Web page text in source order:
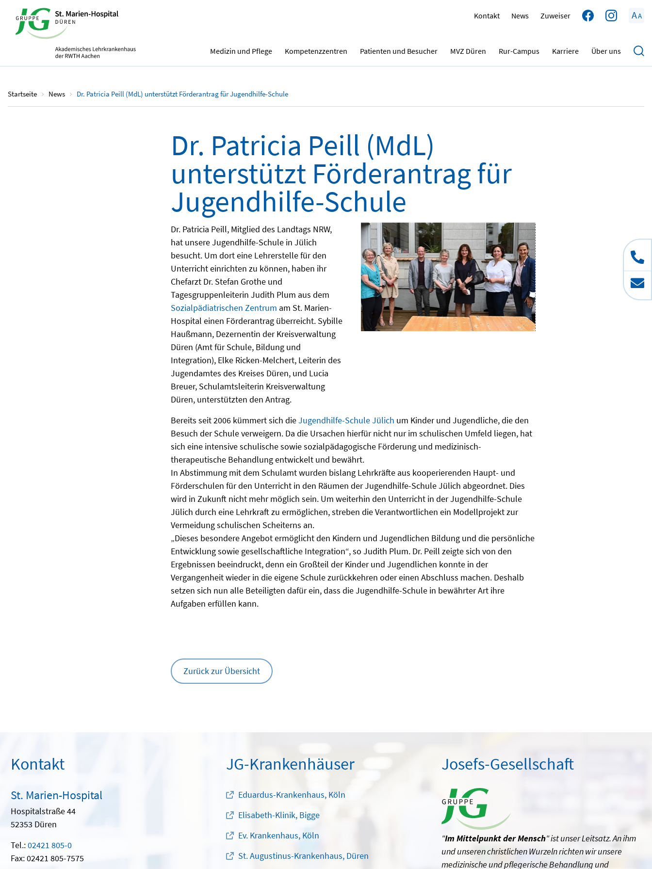
Kontakt News Zuweiser AA
Medizin und Pflege Kompetenzzentren Patienten und Besucher MVZ Düren Rur-Campus Karriere Über uns
Startseite News Dr. Patricia Peill (MdL) unterstützt Förderantrag für Jugendhilfe-Schule
03.06.2022
Dr. Patricia Peill (MdL)
unterstützt Förderantrag für
Jugendhilfe-Schule
Dr. Patricia Peill, Mitglied des Landtags NRW,
hat unsere Jugendhilfe-Schule in Jülich
besucht. Um dort eine Lehrerstelle für den
Unterricht einrichten zu können, haben ihr
Chefarzt Dr. Stefan Grothe und
Tagesgruppenleiterin Judith Plum aus dem
Sozialpädiatrischen Zentrum am St. Marien-
Hospital einen Förderantrag überreicht. Sybille
Haußmann, Dezernentin der Kreisverwaltung
Düren (Amt für Schule, Bildung und
Integration), Elke Ricken-Melchert, Leiterin des
Jugendamtes des Kreises Düren, und Lucia
Breuer, Schulamtsleiterin Kreisverwaltung
Düren, unterstützten den Antrag.
Bereits seit 2006 kümmert sich dieJugendhilfe-Schule Jülich um Kinder und Jugendliche, die den
Besuch der Schule verweigern. Da die Ursachen hierfür nicht nur im schulischen Umfeld liegen, hat
sich eine intensive schulische sowie sozialpädagogische Förderung und medizinisch-
therapeutische Behandlung entwickelt und bewährt.
In Abstimmung mit dem Schulamt wurden bislang Lehrkräfte aus kooperierenden Haupt- und
Förderschulen für den Unterricht in den Räumen der Jugendhilfe-Schule Jülich abgeordnet. Dies
wird in Zukunft nicht mehr möglich sein. Um weiterhin den Unterricht in der Jugendhilfe-Schule
Jülich durch eine Lehrkraft zu ermöglichen, streben die Verantwortlichen ein Modellprojekt zur
Vermeidung schulischen Scheiterns an.
„Dieses besondere Angebot ermöglicht den Kindern und Jugendlichen Bildung und die persönliche
Entwicklung sowie gesellschaftliche Integration“, so Judith Plum. Dr. Peill zeigte sich von den
Ergebnissen beeindruckt, denn ein Großteil der Kinder und Jugendlichen konnte in der
Vergangenheit wieder in die eigene Schule zurückkehren oder einen Abschluss machen. Deshalb
setzen sich nun alle Beteiligten dafür ein, dass die Jugendhilfe-Schule in bewährter Art ihre
Aufgaben erfüllen kann.
Zurück zur Übersicht
Kontakt
St. Marien-Hospital
Hospitalstraße 44
52353 Düren
Tel.:02421 805-0
Fax: 02421 805-7575
JG-Krankenhäuser
Eduardus-Krankenhaus, Köln
Elisabeth-Klinik, Bigge
Ev. Krankenhaus, Köln
St. Augustinus-Krankenhaus, Düren
Josefs-Gesellschaft
"Im Mittelpunkt der Mensch" ist unser Leitsatz. An ihm
und unseren christlichen Wurzeln richten wir unsere
medizinische und pflegerische Behandlung und